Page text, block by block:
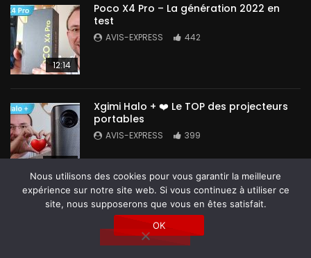
12:14
Poco X4 Pro – La génération 2022 en
test
AVIS-EXPRESS 442
Xgimi Halo + ❤️ Le TOP des projecteurs
portables
AVIS-EXPRESS 399
Tous droits réservés @ Avis-Express
Nous utilisons des cookies pour vous garantir la meilleure
expérience sur notre site web. Si vous continuez à utiliser ce
site, nous supposerons que vous en êtes satisfait.
OK